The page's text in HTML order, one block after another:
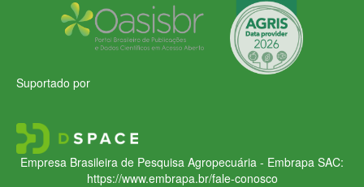
Suportado por
Empresa Brasileira de Pesquisa Agropecuária - Embrapa SAC:
https://www.embrapa.br/fale-conosco